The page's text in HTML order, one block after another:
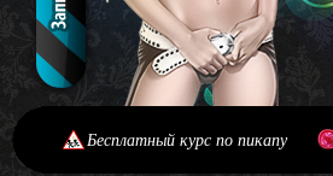
Бесплатный курс по пикапу